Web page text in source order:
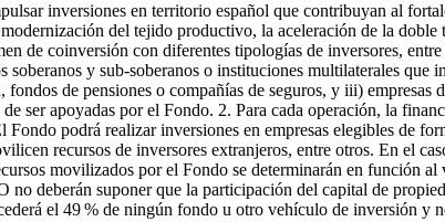
inversiones en territorio español que contribuyan al
del tejido productivo, la aceleración de la
de coinversión con diferentes tipologías de inversores,
y sub-soberanos o instituciones multilaterales
de pensiones o compañías de seguros, y iii) empresas
ser apoyadas por el Fondo. 2. Para cada operación, la
podrá realizar inversiones en empresas elegibles de
recursos de inversores extranjeros, entre otros. En el
movilizados por el Fondo se determinarán en función
deberán suponer que la participación del capital de
el 49 % de ningún fondo u otro vehículo de inversión y